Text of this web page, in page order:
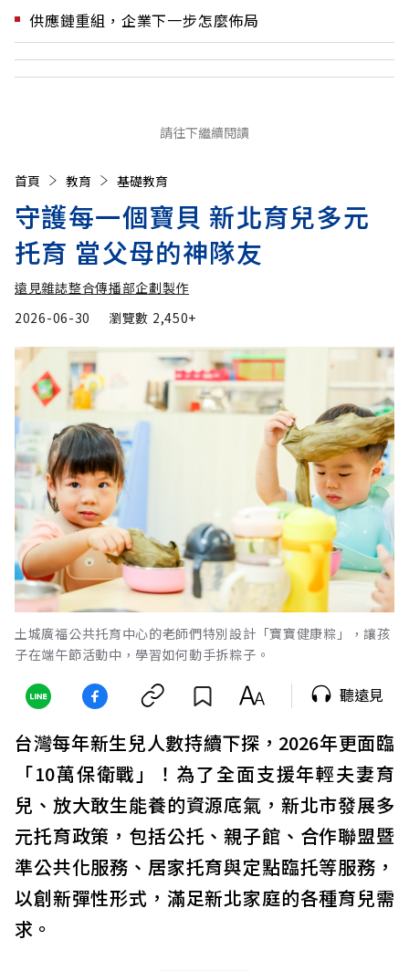
供應鏈重組，企業下一步怎麼佈局
請往下繼續閱讀
首頁 教育 基礎教育
守護每一個寶貝 新北育兒多元
托育 當父母的神隊友
遠見雜誌整合傳播部企劃製作
2026-06-30
瀏覽數 2,450+
土城廣福公共托育中心的老師們特別設計「寶寶健康粽」，讓孩
子在端午節活動中，學習如何動手拆粽子。
聽遠見
台灣每年新生兒人數持續下探，2026年更面臨
「10萬保衛戰」！為了全面支援年輕夫妻育
兒、放大敢生能養的資源底氣，新北市發展多
元托育政策，包括公托、親子館、合作聯盟暨
準公共化服務、居家托育與定點臨托等服務，
以創新彈性形式，滿足新北家庭的各種育兒需
求。